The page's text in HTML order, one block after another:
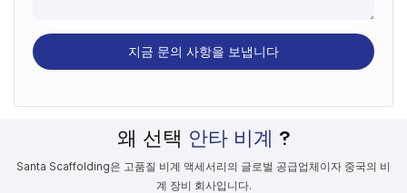
지금 문의 사항을 보냅니다
왜 선택 안타 비계 ?
Santa Scaffolding은 고품질 비계 액세서리의 글로벌 공급업체이자 중국의 비
계 장비 회사입니다.